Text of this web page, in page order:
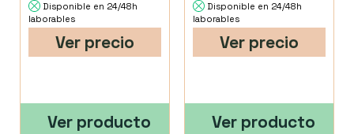
Disponible en 24/48h
laborables
Ver precio
Ver producto
Disponible en 24/48h
laborables
Ver precio
Ver producto